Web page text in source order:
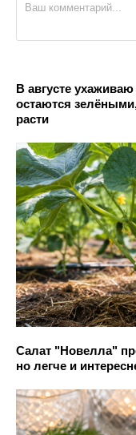
В августе
остаются
расти
Салат "Новелла"
но легче и